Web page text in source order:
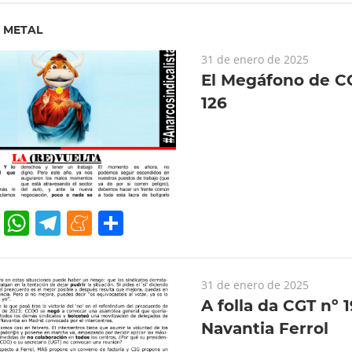
METAL
31 de enero de 2025
El Megáfono de
126
WhatsApp
Telegram
Meneame
31 de enero de 2025
A folla da CGT nº
Navantia Ferrol